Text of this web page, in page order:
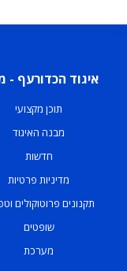
איגוד הכדורעף -
תוכן מקצועי
מבנה האיגוד
חדשות
מדיניות פרטיות
תקנונים פרוטוקולים
שופטים
מערכת